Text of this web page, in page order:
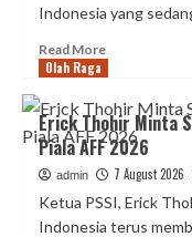
Indonesia yang
Read MoreRead
Erick
Thohir
Minta
Suporter
Tetap
Dukung
Olah Raga
Erick Thohir Minta
Piala AFF 2026
admin 7 August 2026
Ketua PSSI, Erick
Indonesia terus